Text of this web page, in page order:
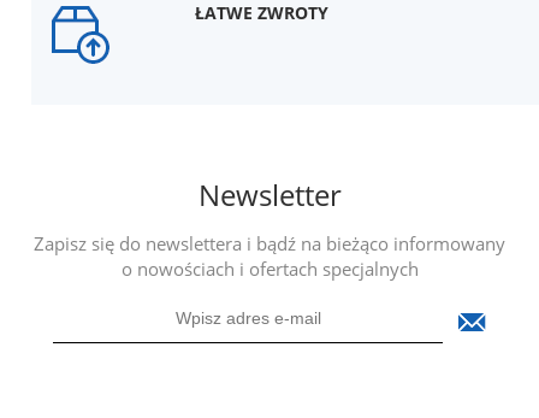
ŁATWE ZWROTY
Newsletter
Zapisz się do newslettera i bądź na bieżąco informowany
o nowościach i ofertach specjalnych